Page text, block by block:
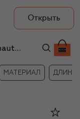
Открыть
Женские шорты Aeronautica Militare
МАТЕРИАЛ ДЛИНА